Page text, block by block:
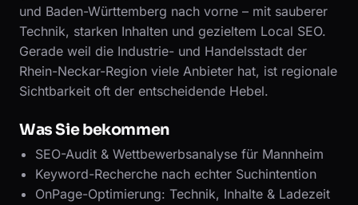
und Baden-Württemberg nach vorne – mit sauberer
Technik, starken Inhalten und gezieltem Local SEO.
Gerade weil die Industrie- und Handelsstadt der
Rhein-Neckar-Region viele Anbieter hat, ist regionale
Sichtbarkeit oft der entscheidende Hebel.
Was Sie bekommen
SEO-Audit & Wettbewerbsanalyse für Mannheim
Keyword-Recherche nach echter Suchintention
OnPage-Optimierung: Technik, Inhalte & Ladezeit